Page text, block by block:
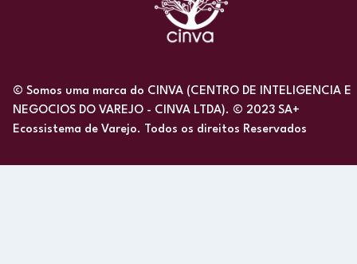
© Somos uma marca do CINVA (CENTRO DE INTELIGENCIA E
NEGOCIOS DO VAREJO - CINVA LTDA). © 2023 SA+
Ecossistema de Varejo. Todos os direitos Reservados